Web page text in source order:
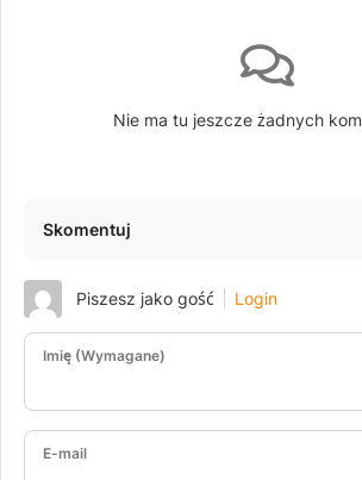
Nie ma tu jeszcze żadnych
Skomentuj
Piszesz jako gość Login
Imię (Wymagane)
E-mail